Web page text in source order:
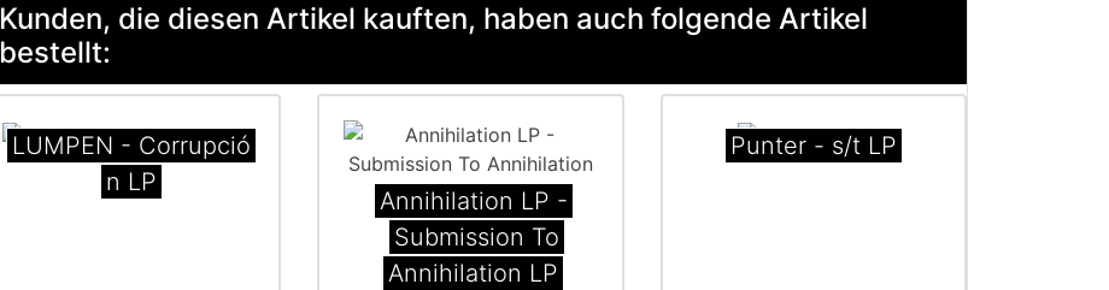
Kunden, die diesen Artikel kauften, haben auch folgende Artikel
bestellt:
LUMPEN - Corrupci​ó​
n LP
Annihilation LP -
Submission To
Annihilation LP
Punter - s/t LP